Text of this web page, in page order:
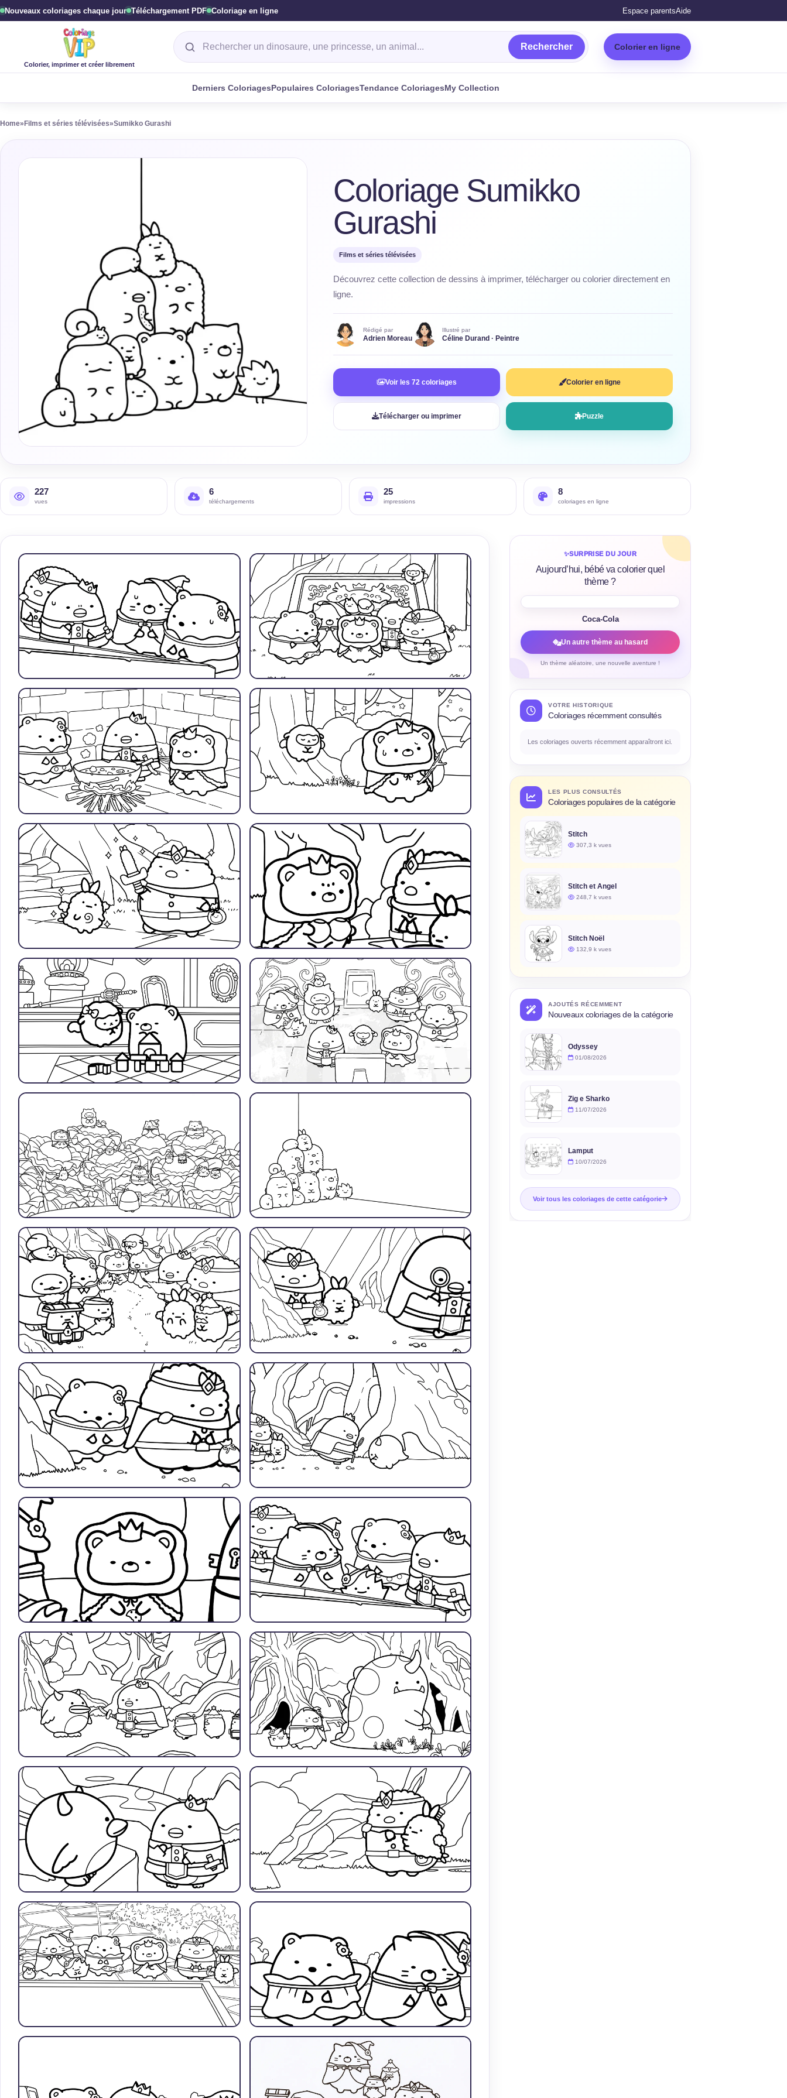
Nouveaux coloriages chaque jour Téléchargement PDF Coloriage en ligne Espace parentsAide
Colorier, imprimer et créer librement
Rechercher un coloriage
Rechercher Colorier en ligne
Derniers ColoriagesPopulaires ColoriagesTendance ColoriagesMy Collection
Home» Films et séries télévisées»Sumikko Gurashi
Coloriage Sumikko
Gurashi
Films et séries télévisées
Découvrez cette collection de dessins à imprimer, télécharger ou colorier directement en
ligne.
Rédigé par
Adrien Moreau
Illustré par
Céline Durand · Peintre
Voir les 72 coloriages Colorier en ligne
Télécharger ou imprimer Puzzle
227
vues
6
téléchargements
25
impressions
8
coloriages en ligne
✨SURPRISE DU JOUR
Aujourd’hui, bébé va colorier quel
thème ?
Coca-Cola
Un autre thème au hasard
Un thème aléatoire, une nouvelle aventure !
VOTRE HISTORIQUE
Coloriages récemment consultés
Les coloriages ouverts récemment apparaîtront ici.
LES PLUS CONSULTÉS
Coloriages populaires de la catégorie
Stitch
307,3 k vues
Stitch et Angel
248,7 k vues
Stitch Noël
132,9 k vues
AJOUTÉS RÉCEMMENT
Nouveaux coloriages de la catégorie
Odyssey
01/08/2026
Zig e Sharko
11/07/2026
Lamput
10/07/2026
Voir tous les coloriages de cette catégorie